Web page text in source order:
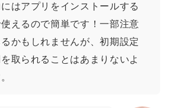
はアプリをインストールする
えるので簡単です！一部注意
かもしれませんが、初期設定
取られることはあまりないよ